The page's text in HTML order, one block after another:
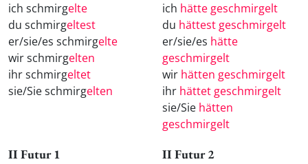
ich schmirgelte
du schmirgeltest
er/sie/es schmirgelte
wir schmirgelten
ihr schmirgeltet
sie/Sie schmirgelten
ich hätte geschmirgelt
du hättest geschmirgelt
er/sie/es hätte
geschmirgelt
wir hätten geschmirgelt
ihr hättet geschmirgelt
sie/Sie hätten
geschmirgelt
II Futur 1 II Futur 2